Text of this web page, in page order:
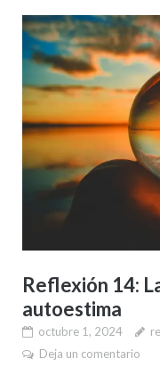
Reflexión 14:
autoestima
octubre 1, 2024
Deja un comentario